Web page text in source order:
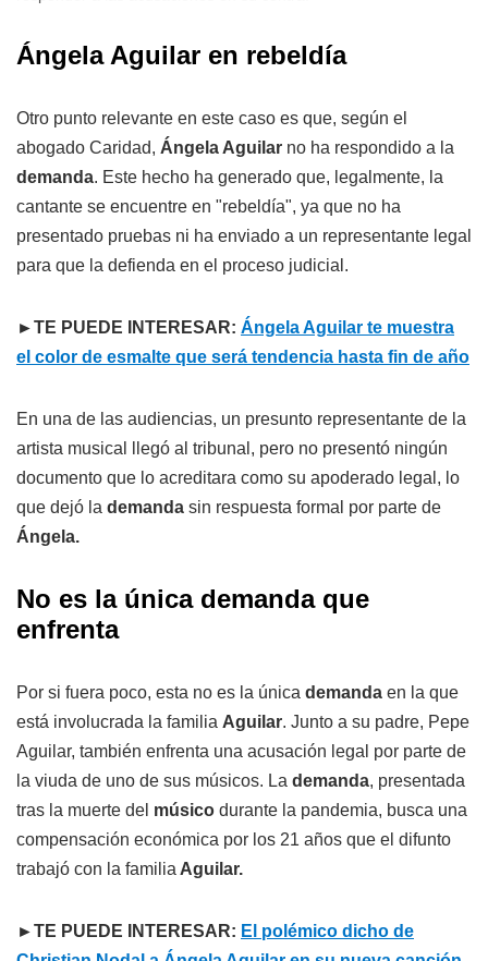
Ángela Aguilar en rebeldía
Otro punto relevante en este caso es que, según el
abogado Caridad, Ángela Aguilar no ha respondido a la
demanda. Este hecho ha generado que, legalmente, la
cantante se encuentre en "rebeldía", ya que no ha
presentado pruebas ni ha enviado a un representante legal
para que la defienda en el proceso judicial.
►TE PUEDE INTERESAR: Ángela Aguilar te muestra
el color de esmalte que será tendencia hasta fin de año
En una de las audiencias, un presunto representante de la
artista musical llegó al tribunal, pero no presentó ningún
documento que lo acreditara como su apoderado legal, lo
que dejó la demanda sin respuesta formal por parte de
Ángela.
No es la única demanda que
enfrenta
Por si fuera poco, esta no es la única demanda en la que
está involucrada la familia Aguilar. Junto a su padre, Pepe
Aguilar, también enfrenta una acusación legal por parte de
la viuda de uno de sus músicos. La demanda, presentada
tras la muerte del músico durante la pandemia, busca una
compensación económica por los 21 años que el difunto
trabajó con la familia Aguilar.
►TE PUEDE INTERESAR: El polémico dicho de